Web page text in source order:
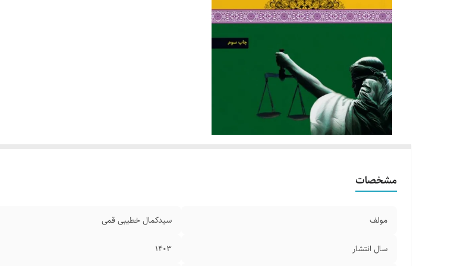
مشخصات
مولف سیدکمال خطیبی قمی
سال انتشار ۱۴۰۳